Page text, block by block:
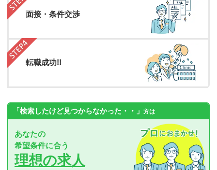
面接・条件交渉
転職成功!!
「検索したけど見つからなかった・・」 方は
あなたの
希望条件に合う
理想の求人